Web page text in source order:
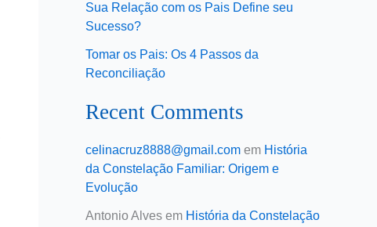
Sua Relação com os Pais Define seu
Sucesso?
Tomar os Pais: Os 4 Passos da
Reconciliação
Recent Comments
celinacruz8888@gmail.com em História
da Constelação Familiar: Origem e
Evolução
Antonio Alves em História da Constelação